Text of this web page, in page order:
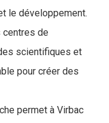
le développement.
de
scientifiques et
pour créer des
permet à Virbac